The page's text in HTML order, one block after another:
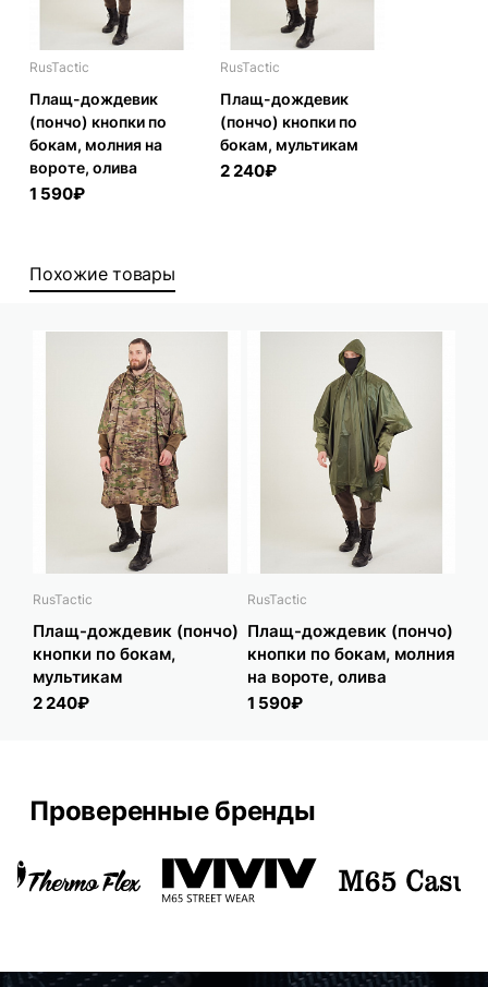
RusTactic
Плащ-дождевик
(пончо) кнопки по
бокам, молния на
вороте, олива
1 590₽
RusTactic
Плащ-дождевик
(пончо) кнопки по
бокам, мультикам
2 240₽
Похожие товары
RusTactic
Плащ-дождевик (пончо)
кнопки по бокам,
мультикам
2 240₽
RusTactic
Плащ-дождевик (пончо)
кнопки по бокам, молния
на вороте, олива
1 590₽
Проверенные бренды